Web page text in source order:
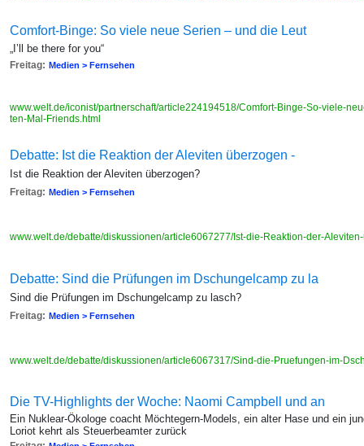
Comfort-Binge: So viele neue Serien – und die Leut
„I’ll be there for you“
Freitag: Medien > Fernsehen
www.welt.de/iconist/partnerschaft/article224194518/Comfort-Binge-So-viele-
ten-Mal-Friends.html
Debatte: Ist die Reaktion der Aleviten überzogen -
Ist die Reaktion der Aleviten überzogen?
Freitag: Medien > Fernsehen
www.welt.de/debatte/diskussionen/article6067277/Ist-die-Reaktion-der-
Debatte: Sind die Prüfungen im Dschungelcamp zu la
Sind die Prüfungen im Dschungelcamp zu lasch?
Freitag: Medien > Fernsehen
www.welt.de/debatte/diskussionen/article6067317/Sind-die-Pruefungen-im-
Die TV-Highlights der Woche: Naomi Campbell und an
Ein Nuklear-Ökologe coacht Möchtegern-Models, ein alter Hase und ein
Loriot kehrt als Steuerbeamter zurück